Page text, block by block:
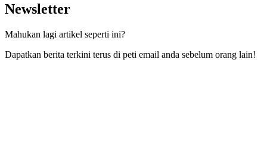
Newsletter
Mahukan lagi artikel seperti ini?
Dapatkan berita terkini terus di peti email anda sebelum orang lain!